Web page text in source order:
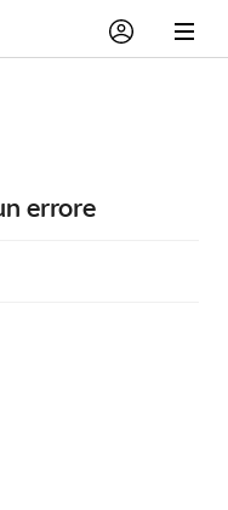
errore